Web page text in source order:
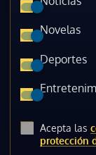
Novelas
Deportes
Acepta las
protección